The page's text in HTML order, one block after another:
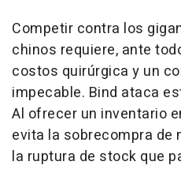
Competir contra los
chinos requiere, ante
costos quirúrgica y un
impecable. Bind ataca
Al ofrecer un inventario
evita la sobrecompra de
la ruptura de stock que